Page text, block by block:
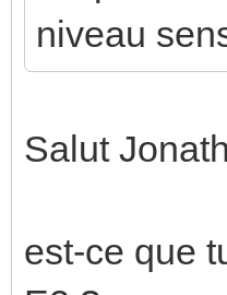
niveau
Salut
est-ce que